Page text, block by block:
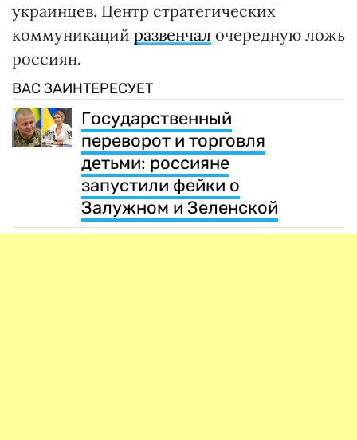
украинцев. Центр стратегических
коммуникаций развенчал очередную ложь
россиян.
ВАС ЗАИНТЕРЕСУЕТ
Государственный
переворот и торговля
детьми: россияне
запустили фейки о
Залужном и Зеленской